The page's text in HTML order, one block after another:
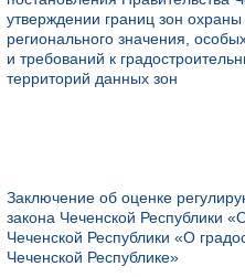
утверждении границ зон охраны
регионального значения,
и требований к
территорий данных зон
Заключение об оценке
закона Чеченской Республики
Чеченской Республики «О
Чеченской Республике»